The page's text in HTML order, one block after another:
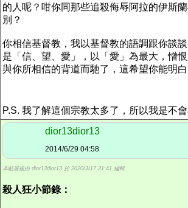
的人呢？咁你同那些追殺侮辱阿拉的伊斯
別？
你相信基督教，我以基督教的語調跟你談
是「信、望、愛」，以「愛」為最大，憎
與你所相信的背道而馳了，這希望你能明白
P.S. 我了解這個宗教太多了，所以我是不會
dior13dior13
2014/6/29 04:58
本帖最後由 dior13dior13 於 2020/3/17 21:41 編輯
殺人狂小節錄：